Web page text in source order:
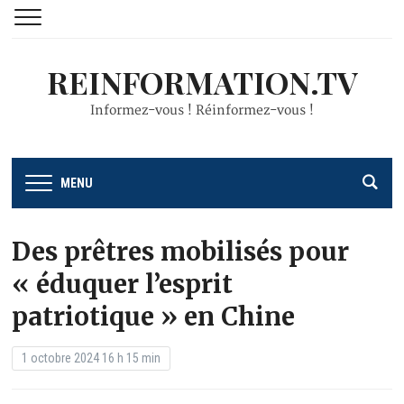
REINFORMATION.TV
Informez-vous ! Réinformez-vous !
MENU
Des prêtres mobilisés pour
« éduquer l’esprit
patriotique » en Chine
1 octobre 2024 16 h 15 min